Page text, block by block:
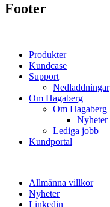
Footer
Produkter
Kundcase
Support
Nedladdningar
Om Hagaberg
Om Hagaberg
Nyheter
Lediga jobb
Kundportal
Allmänna villkor
Nyheter
Linkedin